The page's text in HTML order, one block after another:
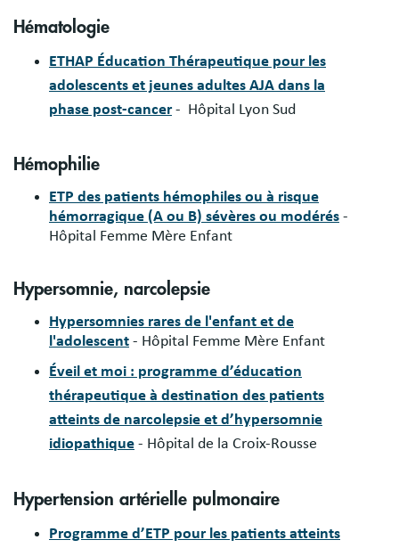
Hématologie
ETHAP Éducation Thérapeutique pour les
adolescents et jeunes adultes AJA dans la
phase post-cancer- Hôpital Lyon Sud
Hémophilie
ETP des patients hémophiles ou à risque
hémorragique (A ou B) sévères ou modérés -
Hôpital Femme Mère Enfant
Hypersomnie, narcolepsie
Hypersomnies rares de l'enfant et de
l'adolescent - Hôpital Femme Mère Enfant
Éveil et moi : programme d’éducation
thérapeutique à destination des patients
atteints de narcolepsie et d’hypersomnie
idiopathique - Hôpital de la Croix-Rousse
Hypertension artérielle pulmonaire
Programme d’ETP pour les patients atteints